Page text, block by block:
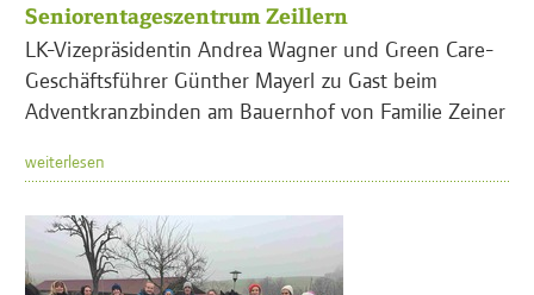
Seniorentageszentrum Zeillern
LK-Vizepräsidentin Andrea Wagner und Green Care-
Geschäftsführer Günther Mayerl zu Gast beim
Adventkranzbinden am Bauernhof von Familie Zeiner
weiterlesen